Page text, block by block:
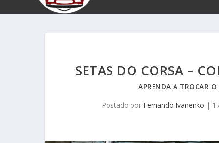
SETAS DO CORSA –
APRENDA A TROCAR
Postado por Fernando Ivanenko |